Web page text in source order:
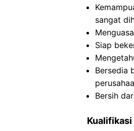
sangat
Siap
Bersedia
Bersih